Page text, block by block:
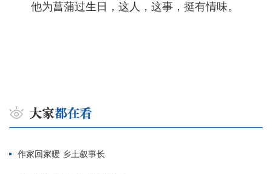
他为菖蒲过生日，这人，这事，挺有情味。
作家回家暖 乡土叙事长